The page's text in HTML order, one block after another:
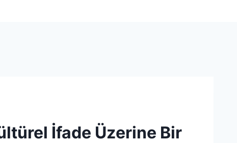
İfade Üzerine Bir